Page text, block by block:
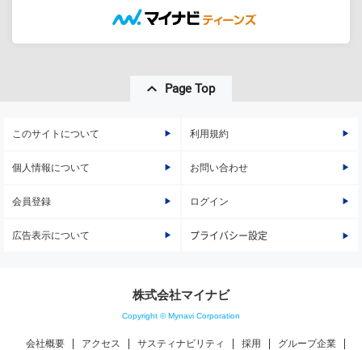
Page Top
このサイトについて 利用規約
個人情報について お問い合わせ
会員登録 ログイン
広告表示について プライバシー設定
株式会社マイナビ
Copyright © Mynavi Corporation
会社概要 アクセス サスティナビリティ 採用 グループ企業